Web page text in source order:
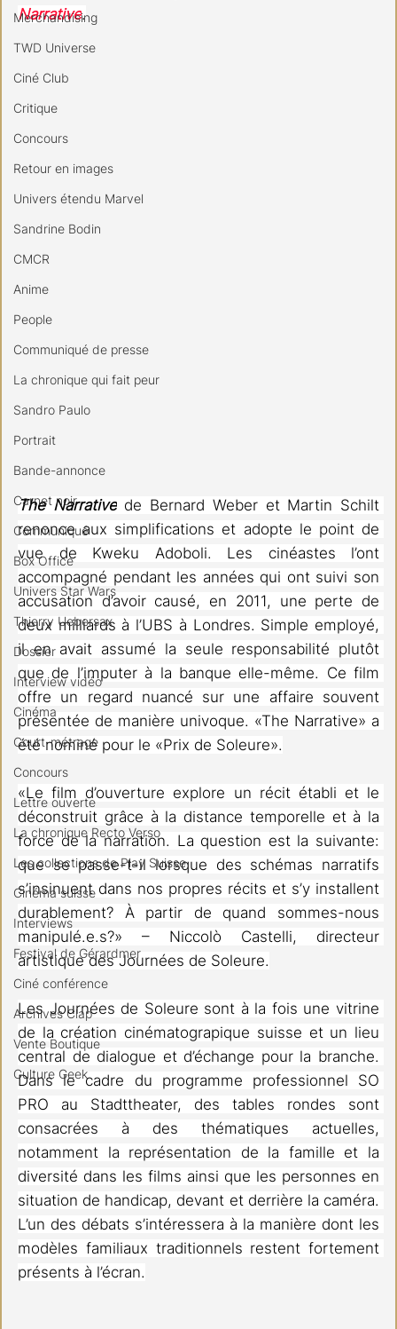
Merchandising
TWD Universe
Ciné Club
Critique
Concours
Retour en images
Univers étendu Marvel
Sandrine Bodin
CMCR
Anime
People
Communiqué de presse
La chronique qui fait peur
Sandro Paulo
Portrait
Bande-annonce
Carnet noir
Communiqué
Box Office
Univers Star Wars
Thierry Uebersax
Dossier
Interview vidéo
Cinéma
Court-métrage
Concours
Lettre ouverte
La chronique Recto Verso
Les collections de Play Suisse
Cinéma suisse
Interviews
Festival de Gérardmer
Ciné conférence
Archives Clap
Vente Boutique
Culture Geek
Narrative.
The Narrative de Bernard Weber et Martin Schilt
renonce aux simplifications et adopte le point de
vue de Kweku Adoboli. Les cinéastes l’ont
accompagné pendant les années qui ont suivi son
accusation d’avoir causé, en 2011, une perte de
deux milliards à l’UBS à Londres. Simple employé,
il en avait assumé la seule responsabilité plutôt
que de l’imputer à la banque elle-même. Ce film
offre un regard nuancé sur une affaire souvent
présentée de manière univoque. «The Narrative» a
été nominé pour le «Prix de Soleure».
«Le film d’ouverture explore un récit établi et le
déconstruit grâce à la distance temporelle et à la
force de la narration. La question est la suivante:
que se passe-t-il lorsque des schémas narratifs
s’insinuent dans nos propres récits et s’y installent
durablement? À partir de quand sommes-nous
manipulé.e.s?» – Niccolò Castelli, directeur
artistique des Journées de Soleure.
Les Journées de Soleure sont à la fois une vitrine
de la création cinématograpique suisse et un lieu
central de dialogue et d’échange pour la branche.
Dans le cadre du programme professionnel SO
PRO au Stadttheater, des tables rondes sont
consacrées à des thématiques actuelles,
notamment la représentation de la famille et la
diversité dans les films ainsi que les personnes en
situation de handicap, devant et derrière la caméra.
L’un des débats s’intéressera à la manière dont les
modèles familiaux traditionnels restent fortement
présents à l’écran.